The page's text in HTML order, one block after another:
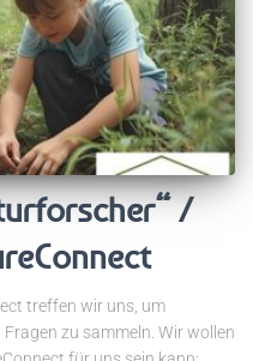
/
treffen wir uns, um
zu sammeln. Wir wollen